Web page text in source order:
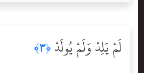
لَمْ يَلِدْ وَلَمْ يُولَدْ ﴿٣﴾